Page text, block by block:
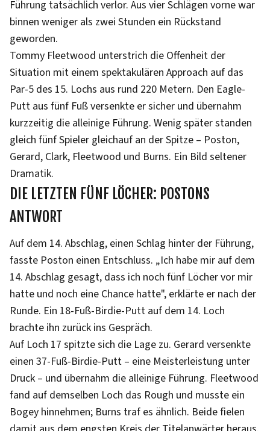
Führung tatsächlich verlor. Aus vier Schlägen vorne war
binnen weniger als zwei Stunden ein Rückstand
geworden.
Tommy Fleetwood unterstrich die Offenheit der
Situation mit einem spektakulären Approach auf das
Par-5 des 15. Lochs aus rund 220 Metern. Den Eagle-
Putt aus fünf Fuß versenkte er sicher und übernahm
kurzzeitig die alleinige Führung. Wenig später standen
gleich fünf Spieler gleichauf an der Spitze – Poston,
Gerard, Clark, Fleetwood und Burns. Ein Bild seltener
Dramatik.
DIE LETZTEN FÜNF LÖCHER: POSTONS
ANTWORT
Auf dem 14. Abschlag, einen Schlag hinter der Führung,
fasste Poston einen Entschluss. „Ich habe mir auf dem
14. Abschlag gesagt, dass ich noch fünf Löcher vor mir
hatte und noch eine Chance hatte", erklärte er nach der
Runde. Ein 18-Fuß-Birdie-Putt auf dem 14. Loch
brachte ihn zurück ins Gespräch.
Auf Loch 17 spitzte sich die Lage zu. Gerard versenkte
einen 37-Fuß-Birdie-Putt – eine Meisterleistung unter
Druck – und übernahm die alleinige Führung. Fleetwood
fand auf demselben Loch das Rough und musste ein
Bogey hinnehmen; Burns traf es ähnlich. Beide fielen